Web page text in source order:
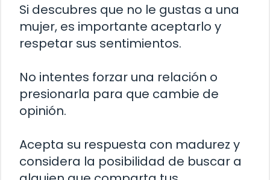
Si descubres que no le gustas a una
mujer, es importante aceptarlo y
respetar sus sentimientos.
No intentes forzar una relación o
presionarla para que cambie de
opinión.
Acepta su respuesta con madurez y
considera la posibilidad de buscar a